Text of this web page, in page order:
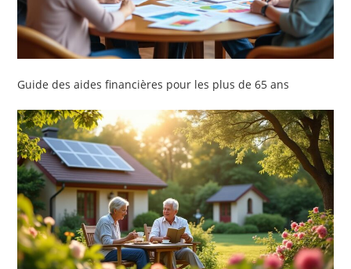
Guide des aides financières pour les plus de 65 ans